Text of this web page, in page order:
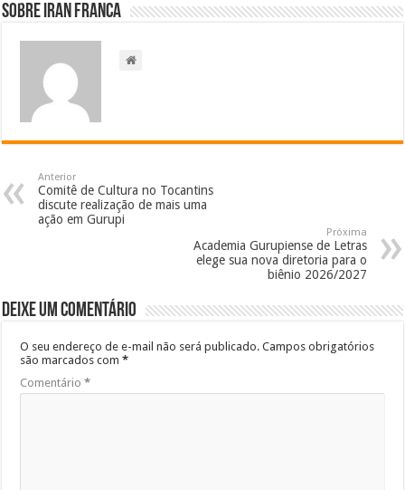
Sobre Iran Franca
Anterior
Comitê de Cultura no Tocantins
discute realização de mais uma
ação em Gurupi
Próxima
Academia Gurupiense de Letras
elege sua nova diretoria para o
biênio 2026/2027
Deixe um comentário
O seu endereço de e-mail não será publicado. Campos obrigatórios
são marcados com*
Comentário*